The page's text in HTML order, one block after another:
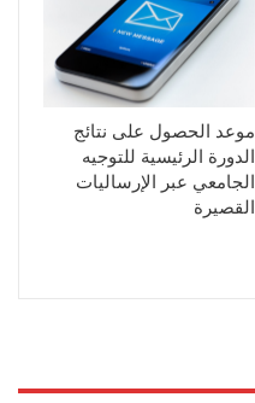
موعد الحصول على نتائج
الدورة الرئيسية للتوجيه
الجامعي عبر الإرساليات
القصيرة